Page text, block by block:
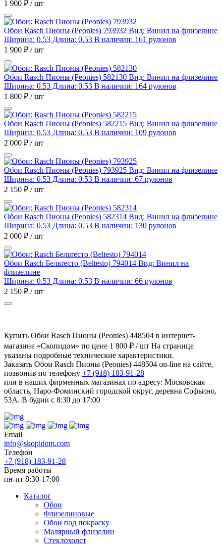
1 900 ₽ / шт
Обои Rasch Пионы (Peonies) 793932 Вид: Винил на флизелине
Ширина: 0.53 Длина: 0.53 В наличии: 161 рулонов
1 900 ₽ / шт
Обои Rasch Пионы (Peonies) 582130 Вид: Винил на флизелине
Ширина: 0.53 Длина: 0.53 В наличии: 164 рулонов
1 800 ₽ / шт
Обои Rasch Пионы (Peonies) 582215 Вид: Винил на флизелине
Ширина: 0.53 Длина: 0.53 В наличии: 109 рулонов
2 000 ₽ / шт
Обои Rasch Пионы (Peonies) 793925 Вид: Винил на флизелине
Ширина: 0.53 Длина: 0.53 В наличии: 67 рулонов
2 150 ₽ / шт
Обои Rasch Пионы (Peonies) 582314 Вид: Винил на флизелине
Ширина: 0.53 Длина: 0.53 В наличии: 130 рулонов
2 000 ₽ / шт
Обои Rasch Бельтесто (Beltesto) 794014 Вид: Винил на
флизелине
Ширина: 0.53 Длина: 0.53 В наличии: 66 рулонов
2 150 ₽ / шт
Купить Обои Rasch Пионы (Peonies) 448504 в интернет-
магазине «Скопидом» по цене 1 800 ₽ / шт На странице
указаны подробные технические характеристики.
Заказать Обои Rasch Пионы (Peonies) 448504 on-line на сайте,
позвонив по телефону +7 (918) 183-91-28
или в наших фирменных магазинах по адресу: Московская
область, Наро-Фоминский городской округ, деревня Софьино,
53А. В будни с 8:30 до 17:00
Email
info@skopidom.com
Телефон
+7 (918) 183-91-28
Время работы
пн-пт 8:30-17:00
Каталог
Обои
Флизелиновые
Обои под покраску
Малярный флизелин
Стеклохолст